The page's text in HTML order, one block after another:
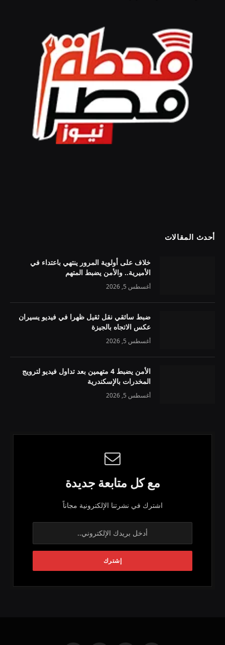
أحدث المقالات
خلاف على أولوية المرور ينتهي باعتداء في
الأميرية.. والأمن يضبط المتهم
أغسطس 5, 2026
ضبط سائقي نقل ثقيل ظهرا في فيديو يسيران
عكس الاتجاه بالجيزة
أغسطس 5, 2026
الأمن يضبط 4 متهمين بعد تداول فيديو لترويج
المخدرات بالإسكندرية
أغسطس 5, 2026
مع كل متابعة جديدة
اشترك في نشرتنا الإلكترونية مجاناً